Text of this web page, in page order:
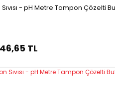
- pH Metre Tampon Çözelti
TL